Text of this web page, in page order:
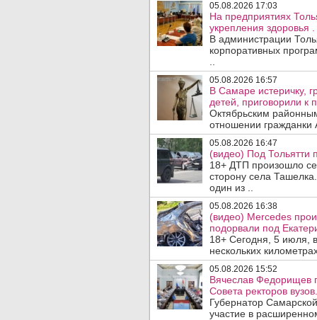
05.08.2026 17:03
На предприятиях
укрепления здоровья .
В администрации
корпоративных
05.08.2026 16:57
В Самаре истеричку,
детей, приговорили к
Октябрьским
отношении гражданки
05.08.2026 16:47
(видео) Под Тольятти
18+ ДТП произошло
сторону села
один из ..
05.08.2026 16:38
(видео) Mercedes
подорвали под
18+ Сегодня, 5 июля,
нескольких
05.08.2026 15:52
Вячеслав Федорищев
Совета ректоров вузов.
Губернатор
участие в